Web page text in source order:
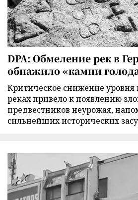
DPA: Обмеление рек в
обнажило «камни
Критическое снижение
реках привело к появлению
предвестников неурожая,
сильнейших исторических